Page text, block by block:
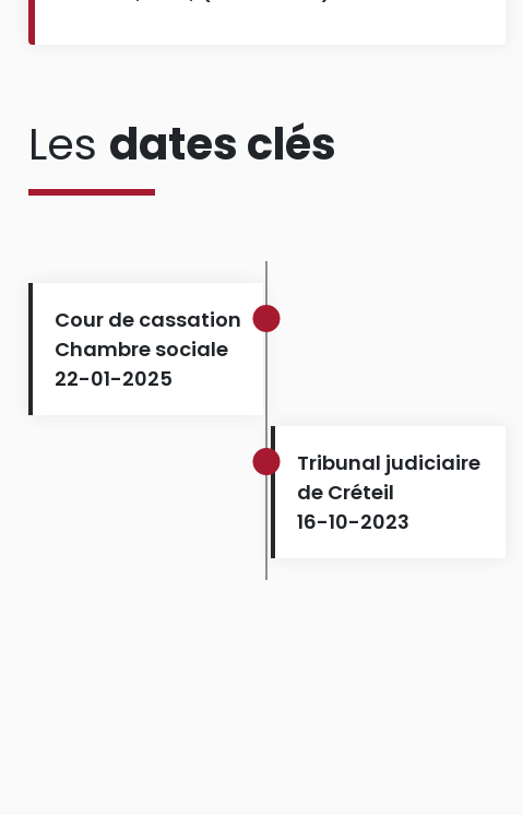
Les dates clés
Cour de cassation
Chambre sociale
22-01-2025
Tribunal judiciaire
de Créteil
16-10-2023